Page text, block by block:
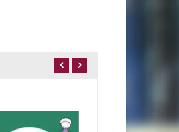
CD Yeshoua